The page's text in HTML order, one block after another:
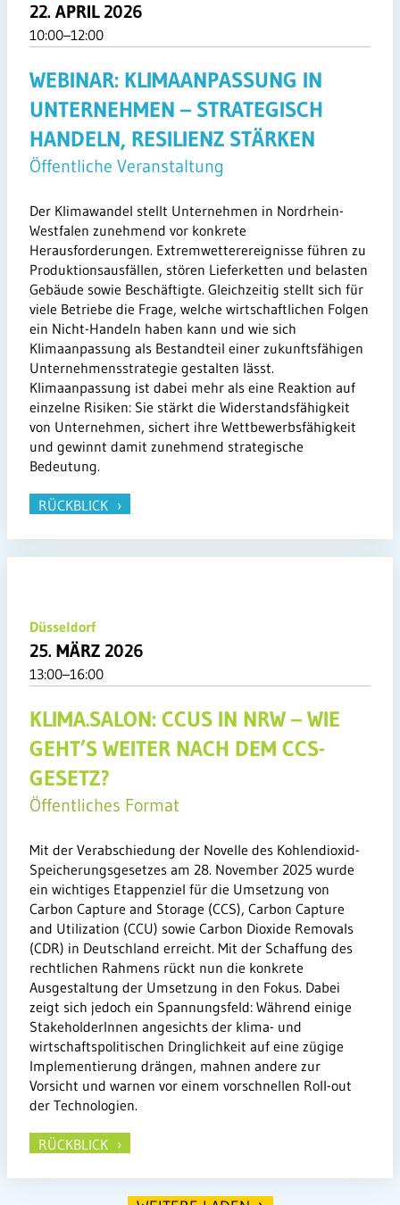
22. APRIL 2026
10:00–12:00
WEBINAR: KLIMAANPASSUNG IN
UNTERNEHMEN – STRATEGISCH
HANDELN, RESILIENZ STÄRKEN
Öffentliche Veranstaltung
Der Klimawandel stellt Unternehmen in Nordrhein-
Westfalen zunehmend vor konkrete
Herausforderungen. Extremwetterereignisse führen zu
Produktionsausfällen, stören Lieferketten und belasten
Gebäude sowie Beschäftigte. Gleichzeitig stellt sich für
viele Betriebe die Frage, welche wirtschaftlichen Folgen
ein Nicht-Handeln haben kann und wie sich
Klimaanpassung als Bestandteil einer zukunftsfähigen
Unternehmensstrategie gestalten lässt.
Klimaanpassung ist dabei mehr als eine Reaktion auf
einzelne Risiken: Sie stärkt die Widerstandsfähigkeit
von Unternehmen, sichert ihre Wettbewerbsfähigkeit
und gewinnt damit zunehmend strategische
Bedeutung.
RÜCKBLICK
Düsseldorf
25. MÄRZ 2026
13:00–16:00
KLIMA.SALON: CCUS IN NRW – WIE
GEHT’S WEITER NACH DEM CCS-
GESETZ?
Öffentliches Format
Mit der Verabschiedung der Novelle des Kohlendioxid-
Speicherungsgesetzes am 28. November 2025 wurde
ein wichtiges Etappenziel für die Umsetzung von
Carbon Capture and Storage (CCS), Carbon Capture
and Utilization (CCU) sowie Carbon Dioxide Removals
(CDR) in Deutschland erreicht. Mit der Schaffung des
rechtlichen Rahmens rückt nun die konkrete
Ausgestaltung der Umsetzung in den Fokus. Dabei
zeigt sich jedoch ein Spannungsfeld: Während einige
StakeholderInnen angesichts der klima- und
wirtschaftspolitischen Dringlichkeit auf eine zügige
Implementierung drängen, mahnen andere zur
Vorsicht und warnen vor einem vorschnellen Roll-out
der Technologien.
RÜCKBLICK